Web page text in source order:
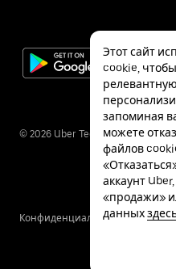
© 2026 Uber Technologies Inc.
Конфиденциальность
Этот сайт
cookie,
запоминая
можете
файлов
аккаунт
«продажи»
данных